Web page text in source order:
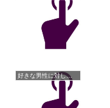
好きな男性に対しての悩み